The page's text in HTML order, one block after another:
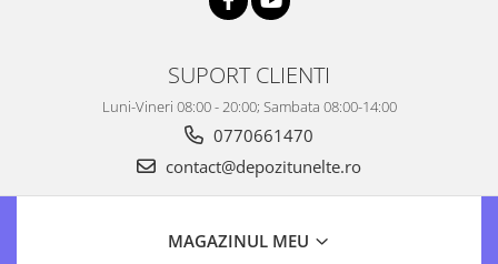
SUPORT CLIENTI
Luni-Vineri 08:00 - 20:00; Sambata 08:00-14:00
0770661470
contact@depozitunelte.ro
MAGAZINUL MEU